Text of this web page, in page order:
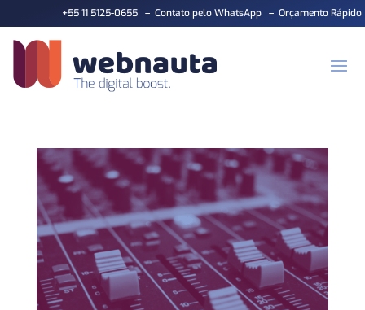
+55 11 5125-0655– Contato pelo WhatsApp– Orçamento Rápido